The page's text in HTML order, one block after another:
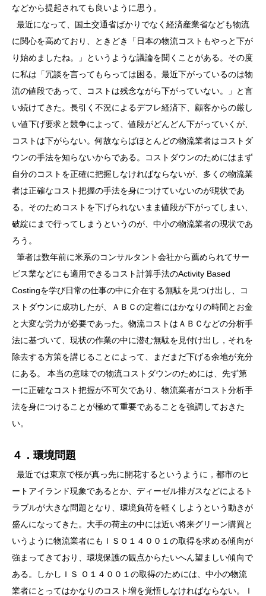
などから提起されても良いように思う。
最近になって、国土交通省ばかりでなく経済産業省なども物流
に関心を高めており、ときどき「日本の物流コストもやっと下が
り始めましたね。」というような議論を聞くことがある。その度
に私は「冗談を言ってもらっては困る。最近下がっているのは物
流の値段であって、コストは残念ながら下がっていない。」と言
い続けてきた。長引く不況によるデフレ経済下、顧客からの厳し
い値下げ要求と競争によって、値段がどんどん下がっていくが、
コストは下がらない。何故ならばほとんどの物流業者はコストダ
ウンの手法を知らないからである。コストダウンのためにはまず
自分のコストを正確に把握しなければならないが、多くの物流業
者は正確なコスト把握の手法を身につけていないのが現状であ
る。そのためコストを下げられないまま値段が下がってしまい、
破綻にまで行ってしまうというのが、中小の物流業者の現状であ
ろう。
筆者は数年前に米系のコンサルタント会社から薦められてサー
ビス業などにも適用できるコスト計算手法のActivity Based
Costingを学び日常の仕事の中に介在する無駄を見つけ出し、コ
ストダウンに成功したが、ＡＢＣの定着にはかなりの時間とお金
と大変な労力が必要であった。物流コストはＡＢＣなどの分析手
法に基づいて、現状の作業の中に潜む無駄を見付け出し，それを
除去する方策を講じることによって、まだまだ下げる余地が充分
にある。 本当の意味での物流コストダウンのためには、先ず第
一に正確なコスト把握が不可欠であり、物流業者がコスト分析手
法を身につけることが極めて重要であることを強調しておきた
い。
４．環境問題
最近では東京で桜が真っ先に開花するというように，都市のヒ
ートアイランド現象であるとか、ディーゼル排ガスなどによるト
ラブルが大きな問題となり、環境負荷を軽くしようという動きが
盛んになってきた。大手の荷主の中には近い将来グリーン購買と
いうように物流業者にもＩＳＯ１４００１の取得を求める傾向が
強まってきており、環境保護の観点からたいへん望ましい傾向で
ある。しかしＩＳ Ｏ１４００１の取得のためには、中小の物流
業者にとってはかなりのコスト増を覚悟しなければならない。Ｉ